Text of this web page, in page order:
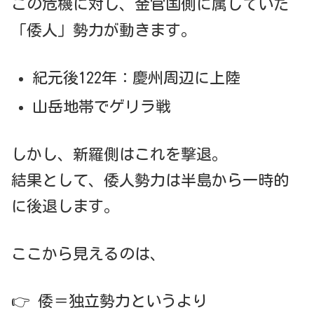
この危機に対し、金官国側に属していた
「倭人」勢力が動きます。
紀元後122年：慶州周辺に上陸
山岳地帯でゲリラ戦
しかし、新羅側はこれを撃退。
結果として、倭人勢力は半島から一時的
に後退します。
ここから見えるのは、
👉 倭＝独立勢力というより